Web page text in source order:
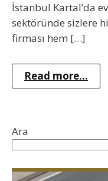
İstanbul Kartal’da
sektöründe sizlere
firması hem […]
Read more...
Ara